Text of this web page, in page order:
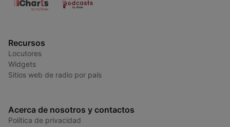
Recursos
Locutores
Widgets
Sitios web de radio por país
Acerca de nosotros y contactos
Política de privacidad